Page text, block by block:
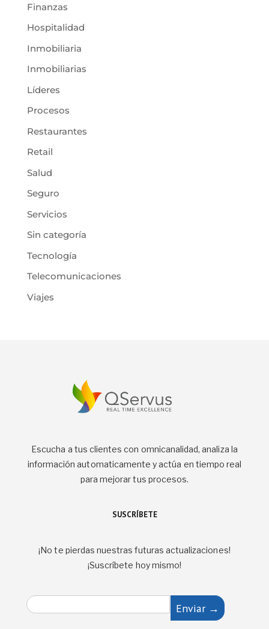
Finanzas
Hospitalidad
Inmobiliaria
Inmobiliarias
Líderes
Procesos
Restaurantes
Retail
Salud
Seguro
Servicios
Sin categoría
Tecnología
Telecomunicaciones
Viajes
Escucha a tus clientes con omnicanalidad, analiza la
información automaticamente y actúa en tiempo real
para mejorar tus procesos.
SUSCRÍBETE
¡No te pierdas nuestras futuras actualizaciones!
¡Suscríbete hoy mismo!
E
m
Enviar →